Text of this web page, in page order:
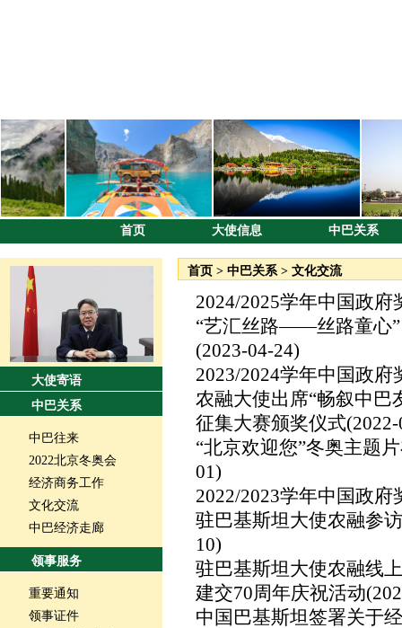
首页 大使信息 中巴关系
大使寄语
中巴关系
中巴往来
2022北京冬奥会
经济商务工作
文化交流
中巴经济走廊
领事服务
重要通知
领事证件
首页 > 中巴关系> 文化交流
2024/2025学年中国政
“艺汇丝路——丝路童心”
(2023-04-24)
2023/2024学年中国政
农融大使出席“畅叙中巴
征集大赛颁奖仪式
“北京欢迎您”冬奥主题
01)
2022/2023学年中国政
驻巴基斯坦大使农融参
10)
驻巴基斯坦大使农融线
建交70周年庆祝活动
中国巴基斯坦签署关于